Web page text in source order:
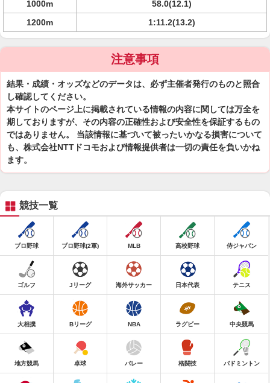
1000m
58.0(12.1)
1200m
1:11.2(13.2)
注意事項
結果・成績・オッズなどのデータは、必ず主催者発行のものと照合
し確認してください。
本サイトのページ上に掲載されている情報の内容に関しては万全を
期しておりますが、その内容の正確性および安全性を保証するもの
ではありません。 当該情報に基づいて被ったいかなる損害について
も、株式会社NTTドコモおよび情報提供者は一切の責任を負いかね
ます。
競技一覧
プロ野球 プロ野球(2軍) MLB 高校野球 侍ジャパン
ゴルフ Jリーグ 海外サッカー 日本代表 テニス
大相撲 Bリーグ NBA ラグビー 中央競馬
地方競馬 卓球 バレー 格闘技 バドミントン